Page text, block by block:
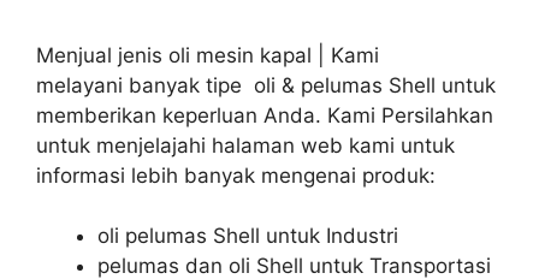
Menjual jenis oli mesin kapal | Kami
melayani banyak tipe oli & pelumas Shell untuk
memberikan keperluan Anda. Kami Persilahkan
untuk menjelajahi halaman web kami untuk
informasi lebih banyak mengenai produk:
oli pelumas Shell untuk Industri
pelumas dan oli Shell untuk Transportasi